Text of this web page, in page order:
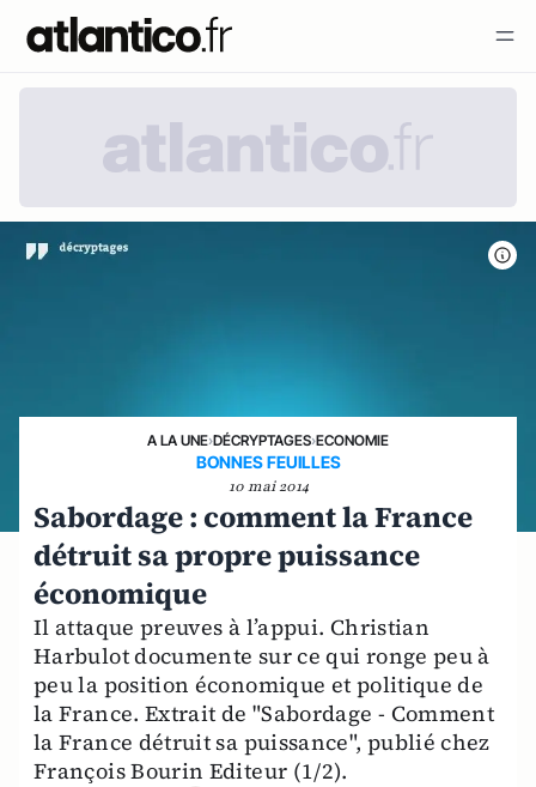
A LA UNE›DÉCRYPTAGES›ECONOMIE
BONNES FEUILLES
10 mai 2014
Sabordage : comment la France
détruit sa propre puissance
économique
Il attaque preuves à l’appui. Christian
Harbulot documente sur ce qui ronge peu à
peu la position économique et politique de
la France. Extrait de "Sabordage - Comment
la France détruit sa puissance", publié chez
François Bourin Editeur (1/2).